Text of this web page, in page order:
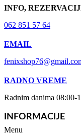
INFO,
062 851 57 64
EMAIL
RADNO VREME
Radnim danima 08:00-
INFORMACIJE
Menu